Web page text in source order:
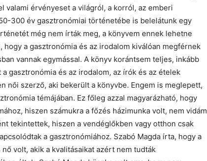
valami érvényeset a világról, a korról, az emberi
300 év gasztronómiai történetébe is belelátunk egy
még nem írták meg, a könyvem ennek lehetne
a gasztronómia és az irodalom kiválóan megférnek
vannak egymással. A könyv korántsem teljes, inkább
gasztronómia és az irodalom, az írók és az ételek
női szerző, aki bekerült a könyvbe. Engem is meglepett,
témájában. Ez főleg azzal magyarázható, hogy
hiszen számukra a főzés házimunka volt, nem vidám
tekintettek, hiszen a vendéglőkben vagy otthon csak
a gasztronómiához. Szabó Magda írta, hogy a
volt, akik a kvalitásaikat azért nem tudták